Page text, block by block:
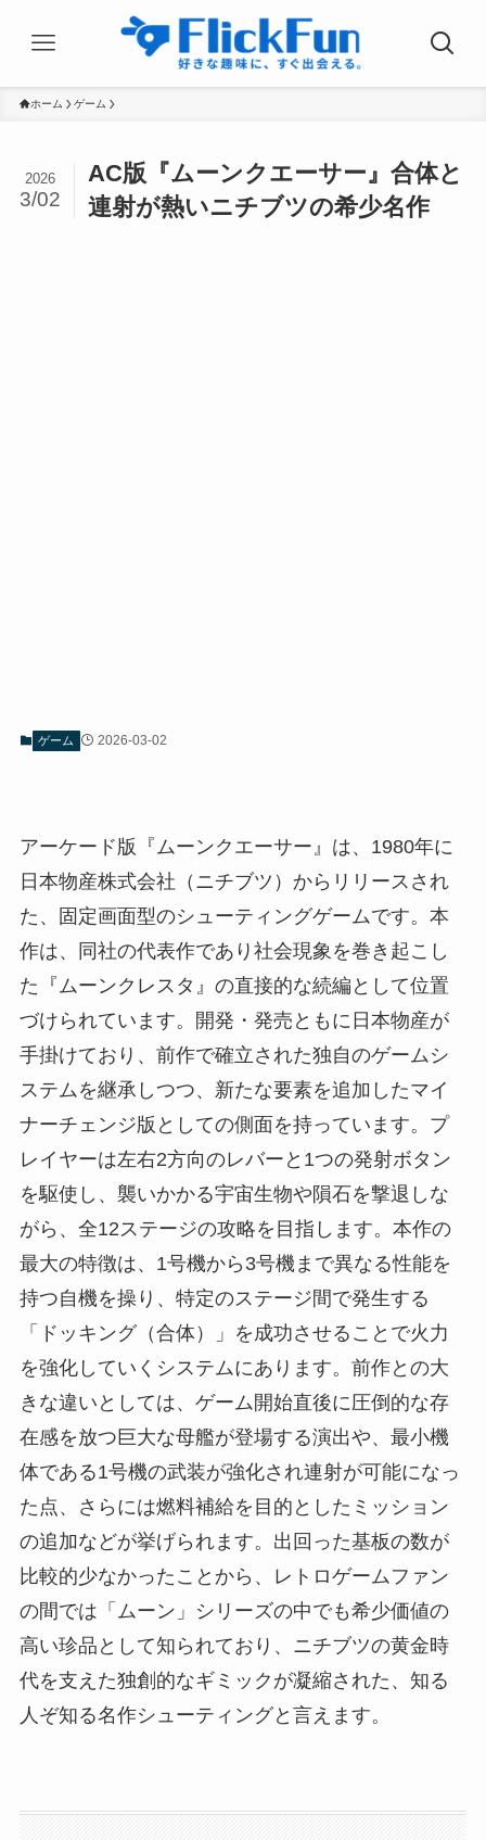
ホーム ゲーム
AC版『ムーンクエーサー』合体と
連射が熱いニチブツの希少名作
2026
3/02
ゲーム 2026-03-02
アーケード版『ムーンクエーサー』は、1980年に
日本物産株式会社（ニチブツ）からリリースされ
た、固定画面型のシューティングゲームです。本
作は、同社の代表作であり社会現象を巻き起こし
た『ムーンクレスタ』の直接的な続編として位置
づけられています。開発・発売ともに日本物産が
手掛けており、前作で確立された独自のゲームシ
ステムを継承しつつ、新たな要素を追加したマイ
ナーチェンジ版としての側面を持っています。プ
レイヤーは左右2方向のレバーと1つの発射ボタン
を駆使し、襲いかかる宇宙生物や隕石を撃退しな
がら、全12ステージの攻略を目指します。本作の
最大の特徴は、1号機から3号機まで異なる性能を
持つ自機を操り、特定のステージ間で発生する
「ドッキング（合体）」を成功させることで火力
を強化していくシステムにあります。前作との大
きな違いとしては、ゲーム開始直後に圧倒的な存
在感を放つ巨大な母艦が登場する演出や、最小機
体である1号機の武装が強化され連射が可能になっ
た点、さらには燃料補給を目的としたミッション
の追加などが挙げられます。出回った基板の数が
比較的少なかったことから、レトロゲームファン
の間では「ムーン」シリーズの中でも希少価値の
高い珍品として知られており、ニチブツの黄金時
代を支えた独創的なギミックが凝縮された、知る
人ぞ知る名作シューティングと言えます。